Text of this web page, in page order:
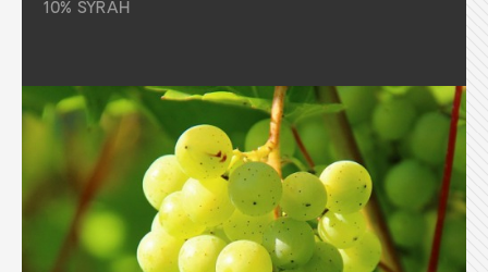
10% SYRAH